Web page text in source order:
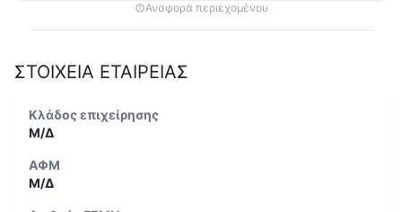
Αναφορά περιεχομένου
ΣΤΟΙΧΕΙΑ ΕΤΑΙΡΕΙΑΣ
Κλάδος επιχείρησης
Μ/Δ
ΑΦΜ
Μ/Δ